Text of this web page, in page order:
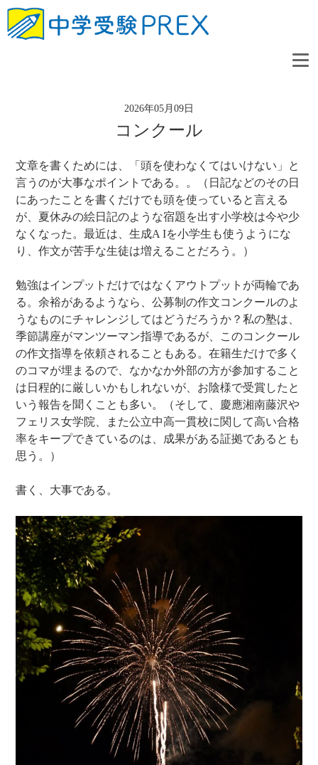
2026年05月09日
コンクール
文章を書くためには、「頭を使わなくてはいけない」と
言うのが大事なポイントである。。（日記などのその日
にあったことを書くだけでも頭を使っていると言える
が、夏休みの絵日記のような宿題を出す小学校は今や少
なくなった。最近は、生成A Iを小学生も使うようにな
り、作文が苦手な生徒は増えることだろう。）
勉強はインプットだけではなくアウトプットが両輪であ
る。余裕があるようなら、公募制の作文コンクールのよ
うなものにチャレンジしてはどうだろうか？私の塾は、
季節講座がマンツーマン指導であるが、このコンクール
の作文指導を依頼されることもある。在籍生だけで多く
のコマが埋まるので、なかなか外部の方が参加すること
は日程的に厳しいかもしれないが、お陰様で受賞したと
いう報告を聞くことも多い。（そして、慶應湘南藤沢や
フェリス女学院、また公立中高一貫校に関して高い合格
率をキープできているのは、成果がある証拠であるとも
思う。）
書く、大事である。